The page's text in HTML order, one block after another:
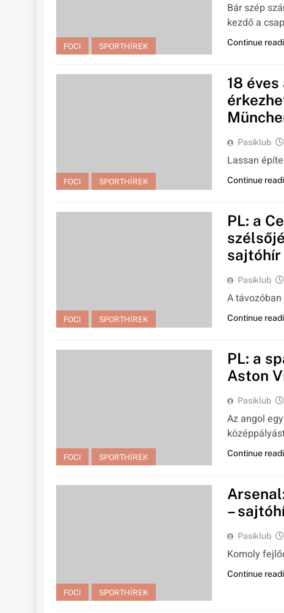
FOCI SPORTHÍREK
Bár szép
kezdő a
Continue
FOCI SPORTHÍREK
18
Pasiklub
Lassan
Continue
FOCI SPORTHÍREK
PL: a
sajtóhír
Pasiklub
A
Continue
FOCI SPORTHÍREK
PL: a
Aston
Pasiklub
Az angol
Continue
FOCI SPORTHÍREK
–
Pasiklub
Komoly
Continue